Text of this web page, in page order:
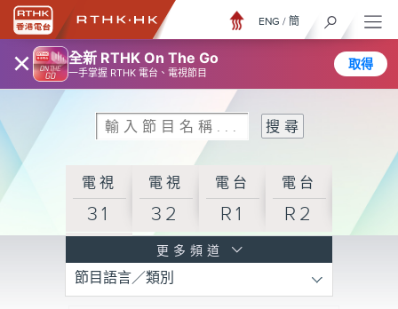
× 全新 RTHK On The Go
一手掌握 RTHK 電台、電視節目
取得
ENG / 簡
電視
31
電視
32
電台
R1
電台
R2
R3
更多頻道
節目語言／類別